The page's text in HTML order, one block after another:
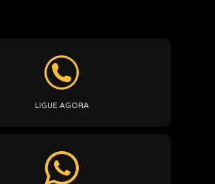
LIGUE AGORA